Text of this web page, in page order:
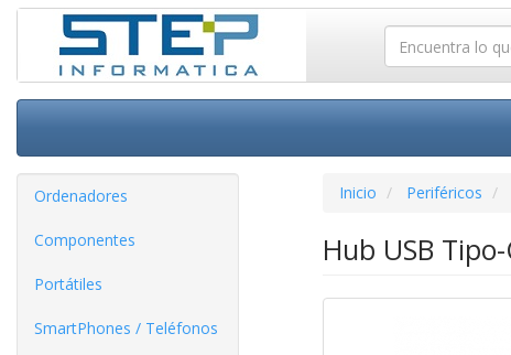
Ordenadores
Componentes
Portátiles
SmartPhones / Teléfonos
Inicio Periféricos
Hub USB